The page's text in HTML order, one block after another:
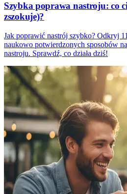
Szybka poprawa nastroju: co
zszokuje)?
Jak poprawić nastrój szybko? Odkryj
naukowo potwierdzonych sposobów
nastroju. Sprawdź, co działa dziś!